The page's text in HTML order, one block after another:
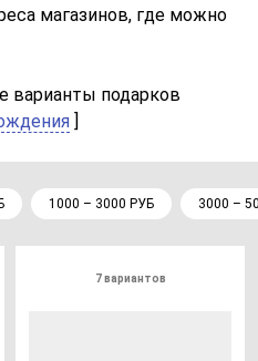
магазинов, где можно
варианты подарков
]
1000 – 3000 РУБ 3000 –
7 вариантов